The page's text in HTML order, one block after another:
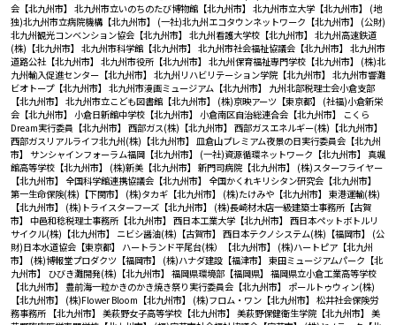
会【北九州市】 北九州市立いのちのたび博物館【北九州市】 北九州市立大学【北九州市】 (地
独)北九州市立病院機構【北九州市】 (一社)北九州エコタウンネットワーク【北九州市】 (公財)
北九州観光コンベンション協会【北九州市】 北九州看護大学校【北九州市】 北九州高速鉄道
(株)【北九州市】 北九州市科学館【北九州市】 北九州市社会福祉協議会【北九州市】 北九州市
道路公社【北九州市】 北九州市役所【北九州市】 北九州保育福祉専門学校【北九州市】 (株)北
九州輸入促進センター【北九州市】 北九州リハビリテーション学院【北九州市】 北九州市響灘
ビオトープ【北九州市】 北九州市漫画ミュージアム【北九州市】 九州北部税理士会小倉支部
【北九州市】 北九州市立こども図書館【北九州市】 (株)京映アーツ【東京都】 (社福)小倉新栄
会【北九州市】 小倉日新館中学校【北九州市】 小倉南区自治総連合会【北九州市】
こくら
Dream実行委員【北九州市】 西部ガス(株)【北九州市】 西部ガスエネルギー(株)【北九州市】
西部ガスリアルライフ北九州(株)【北九州市】 皿倉山プレミアム夜景の日実行委員会【北九州
市】 サンシャインフォーラム福岡【北九州市】 (一社)資源循環ネットワーク【北九州市】 真颯
館高等学校【北九州市】 (株)新美【北九州市】 新門司病院【北九州市】 (株)スターフライヤー
【北九州市】 全国科学館連携協議会【北九州市】 全国かくれキリシタン研究会【北九州市】
第一生命保険(株)【下関市】 (株)タカギ【北九州市】 (株)たけみや【北九州市】 東港運輸(株)
【北九州市】 (株)トライスターフーズ【北九州市】 (株)長崎材木店一級建築士事務所【古賀
市】 中邑和稔税理士事務所【北九州市】 西日本工業大学【北九州市】 西日本ペットボトルリ
サイクル(株)【北九州市】 ニビシ醤油(株)【古賀市】 西日本テクノシステム(株)【福岡市】 (公
財)日本水道協会【東京都】 ハートランド平尾台(株）【北九州市】 (株)ハートピア【北九州
市】 (株)博報堂プロダクツ【福岡市】 (株)ハナダ建設【福津市】 東田ミュージアムパーク【北
九州市】 ひびき灘開発(株)【北九州市】 福岡県環境部【福岡県】 福岡県立小倉工業高等学校
【北九州市】 豊前海一粒かきのかき焼き祭り実行委員会【北九州市】 ポールトゥウィン(株)
【北九州市】 (株)Flower Bloom【北九州市】 (株)フロム・ワン【北九州市】 松井社会保険労
務事務所 【北九州市】 美萩野女子高等学校【北九州市】 美萩野保健衛生学院【北九州市】 美